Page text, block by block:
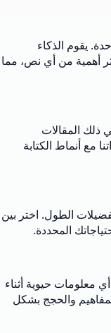
يقوم الذكاء
أهمية من أي نص، مما
المقالات
مع أنماط الكتابة
الطول. اختر بين
المحددة.
معلومات حيوية أثناء
والحجج بشكل